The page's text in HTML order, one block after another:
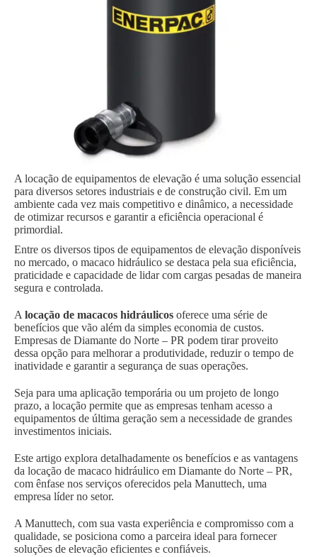
A locação de equipamentos de elevação é uma solução essencial
para diversos setores industriais e de construção civil. Em um
ambiente cada vez mais competitivo e dinâmico, a necessidade
de otimizar recursos e garantir a eficiência operacional é
primordial.
Entre os diversos tipos de equipamentos de elevação disponíveis
no mercado, o macaco hidráulico se destaca pela sua eficiência,
praticidade e capacidade de lidar com cargas pesadas de maneira
segura e controlada.
A locação de macacos hidráulicos oferece uma série de
benefícios que vão além da simples economia de custos.
Empresas de Diamante do Norte – PR podem tirar proveito
dessa opção para melhorar a produtividade, reduzir o tempo de
inatividade e garantir a segurança de suas operações.
Seja para uma aplicação temporária ou um projeto de longo
prazo, a locação permite que as empresas tenham acesso a
equipamentos de última geração sem a necessidade de grandes
investimentos iniciais.
Este artigo explora detalhadamente os benefícios e as vantagens
da locação de macaco hidráulico em Diamante do Norte – PR,
com ênfase nos serviços oferecidos pela Manuttech, uma
empresa líder no setor.
A Manuttech, com sua vasta experiência e compromisso com a
qualidade, se posiciona como a parceira ideal para fornecer
soluções de elevação eficientes e confiáveis.